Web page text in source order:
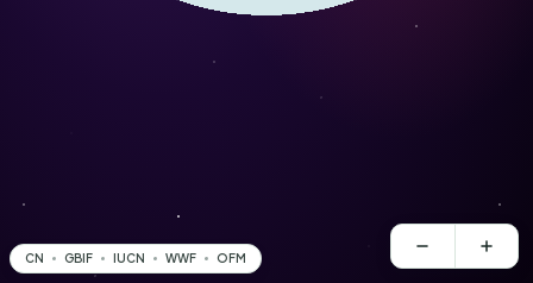
CN GBIF IUCN WWF OFM